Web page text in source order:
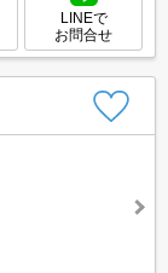
LINEで
お問合せ